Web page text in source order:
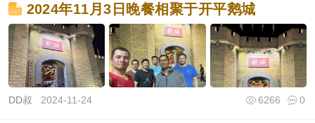
2024年11月3日晚餐相聚于开平鹅城
DD叔 2024-11-24 0
6266